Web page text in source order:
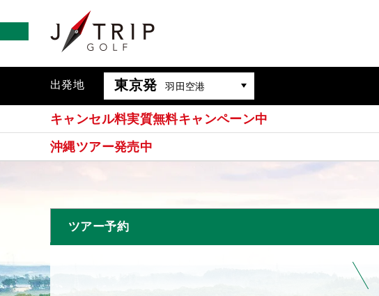
出発地 東京発 羽田空港
キャンセル料実質無料キャンペーン中
沖縄ツアー発売中
ツアー予約